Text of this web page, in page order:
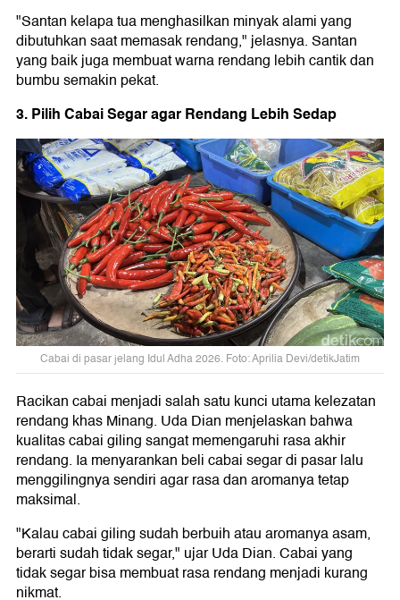
"Santan kelapa tua menghasilkan minyak alami yang
dibutuhkan saat memasak rendang," jelasnya. Santan
yang baik juga membuat warna rendang lebih cantik dan
bumbu semakin pekat.
3. Pilih Cabai Segar agar Rendang Lebih Sedap
Cabai di pasar jelang Idul Adha 2026. Foto: Aprilia Devi/detikJatim
Racikan cabai menjadi salah satu kunci utama kelezatan
rendang khas Minang. Uda Dian menjelaskan bahwa
kualitas cabai giling sangat memengaruhi rasa akhir
rendang. Ia menyarankan beli cabai segar di pasar lalu
menggilingnya sendiri agar rasa dan aromanya tetap
maksimal.
"Kalau cabai giling sudah berbuih atau aromanya asam,
berarti sudah tidak segar," ujar Uda Dian. Cabai yang
tidak segar bisa membuat rasa rendang menjadi kurang
nikmat.